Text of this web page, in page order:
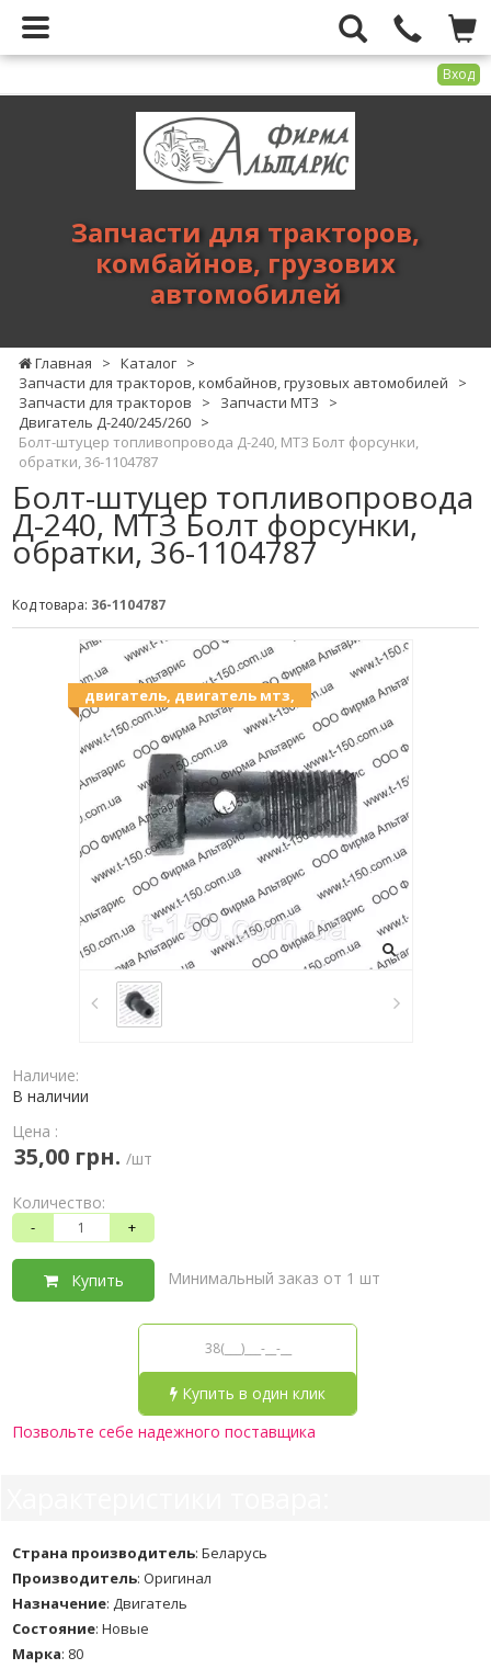
Вход
тракторов,
комбайнов,
Запчасти для тракторов,
комбайнов, грузових
автомобилей
Главная > Каталог >
Запчасти для тракторов, комбайнов, грузовых автомобилей
>
Запчасти для тракторов
> Запчасти МТЗ
>
Двигатель Д-240/245/260 >
Болт-штуцер топливопровода Д-240, МТЗ Болт форсунки,
обратки, 36-1104787
Болт-штуцер топливопровода
Д-240, МТЗ Болт форсунки,
обратки, 36-1104787
Код товара: 36-1104787
двигатель, двигатель мтз,
Наличие:
В наличии
Цена :
35,00 грн. /шт
Количество:
- +
Купить Минимальный заказ от 1 шт
Купить в один клик
Позвольте себе надежного поставщика
Страна производитель: Беларусь
Производитель: Оригинал
Назначение: Двигатель
Состояние: Новые
Марка: 80